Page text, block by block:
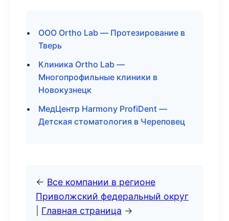
ООО Ortho Lab — Протезирование в
Тверь
Клиника Ortho Lab —
Многопрофильные клиники в
Новокузнецк
МедЦентр Harmony ProfiDent —
Детская стоматология в Череповец
← Все компании в регионе
Приволжский федеральный округ
Главная страница →